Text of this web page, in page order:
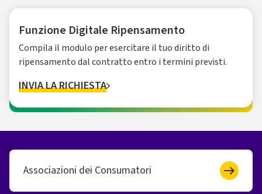
Funzione Digitale Ripensamento
Compila il modulo per esercitare il tuo diritto di
ripensamento dal contratto entro i termini previsti.
INVIA LA RICHIESTA
Associazioni dei Consumatori